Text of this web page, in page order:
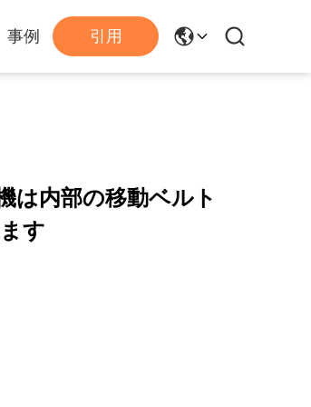
事例 引用
は内部の移動ベルト
す